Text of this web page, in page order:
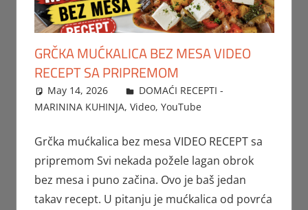
GRČKA MUĆKALICA BEZ MESA VIDEO
RECEPT SA PRIPREMOM
May 14, 2026 FTorgAdmin
DOMAĆI RECEPTI -
MARININA KUHINJA, Video, YouTube
Grčka mućkalica bez mesa VIDEO RECEPT sa
pripremom Svi nekada požele lagan obrok
bez mesa i puno začina. Ovo je baš jedan
takav recept. U pitanju je mućkalica od povrća